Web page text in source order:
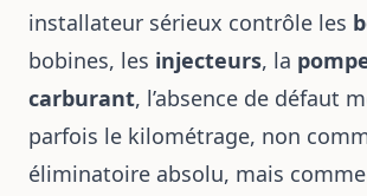
installateur sérieux contrôle les
bobines, les injecteurs, la
carburant, l’absence de défaut
parfois le kilométrage, non
éliminatoire absolu, mais